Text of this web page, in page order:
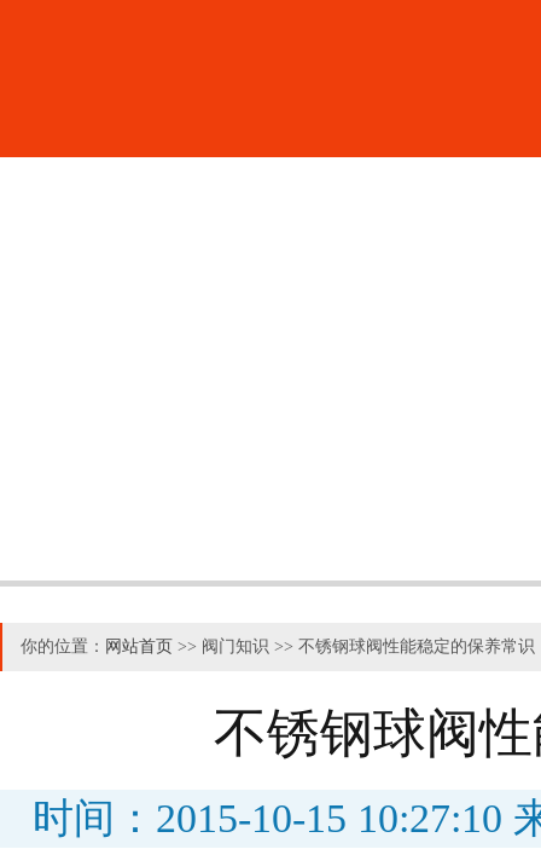
你的位置： 网站首页 >> 阀门知识 >> 不锈钢球阀性能稳定的保养常识
不锈钢球阀
时间：2015-10-15 10:27:10